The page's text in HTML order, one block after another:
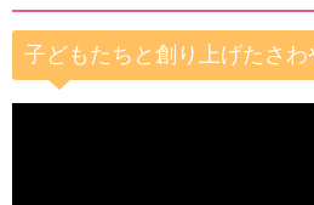
子どもたちと創り上げたさわ